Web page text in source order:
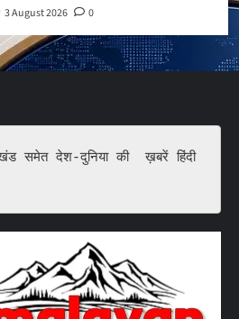
3 August 2026 0
समेत देश-दुनिया की  ख़बरें हिंदी